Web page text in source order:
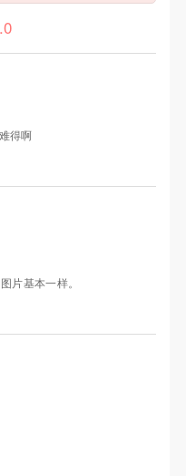
得啊
片基本一样。